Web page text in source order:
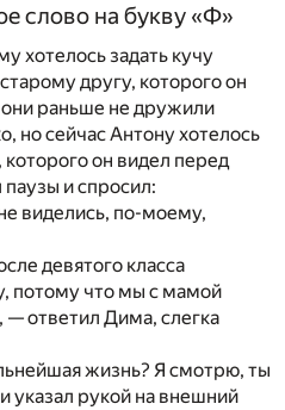
слово на букву «Ф»
хотелось задать кучу
другу, которого он
они раньше не дружили
но сейчас Антону хотелось
он видел перед
и спросил:
виделись, по-моему,
девятого класса
потому что мы с мамой
— ответил Дима, слегка
жизнь? Я смотрю, ты
указал рукой на внешний